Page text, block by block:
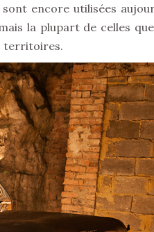
encore utilisées
la plupart de celles
territoires.